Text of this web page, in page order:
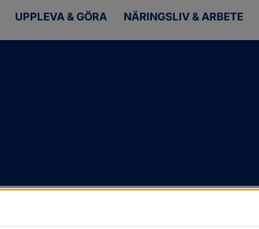
UPPLEVA & GÖRA NÄRINGSLIV & ARBETE